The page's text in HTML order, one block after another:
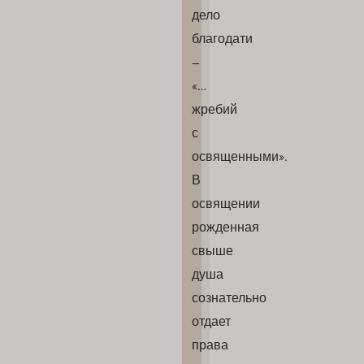
дело
благодати
–
«…
жребий
с
освященными».
В
освящении
рожденная
свыше
душа
сознательно
отдает
права